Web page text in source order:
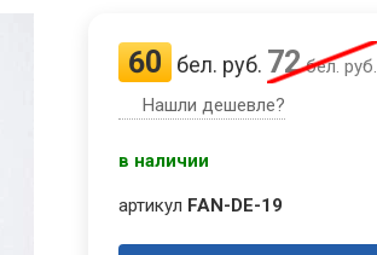
60 бел. руб. 72бел. руб.
Нашли дешевле?
в наличии
артикул FAN-DE-19